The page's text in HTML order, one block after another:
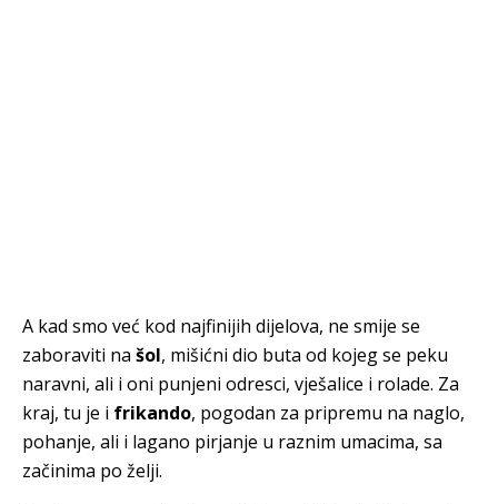
A kad smo već kod najfinijih dijelova, ne smije se
zaboraviti na šol, mišićni dio buta od kojeg se peku
naravni, ali i oni punjeni odresci, vješalice i rolade. Za
kraj, tu je i frikando, pogodan za pripremu na naglo,
pohanje, ali i lagano pirjanje u raznim umacima, sa
začinima po želji.